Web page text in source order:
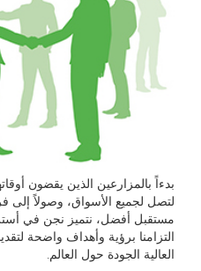
بدءاً بالمزارعين الذين يقضون
لتصل لجميع الأسواق، وصولاً إلى
مستقبل أفضل، نتميز نجن في أسترا
التزامنا برؤية وأهداف واضحة
العالية الجودة حول العالم.